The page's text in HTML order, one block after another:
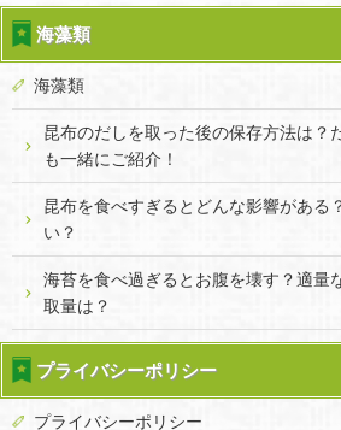
海藻類
海藻類
昆布のだしを取った後の保存方法は？
も一緒にご紹介！
昆布を食べすぎるとどんな影響がある
い？
海苔を食べ過ぎるとお腹を壊す？適量
取量は？
プライバシーポリシー
プライバシーポリシー